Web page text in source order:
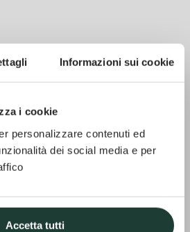
Informazioni sui cookie
i cookie
personalizzare contenuti ed
dei social media e per
Accetta tutti